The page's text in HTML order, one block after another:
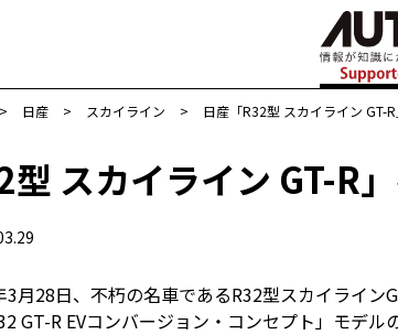
> 日産 > スカイライン > 日産「R32型 スカイライン GT-
型 スカイライン GT-R
月28日、不朽の名車であるR32型スカイライン
GT-R EVコンバージョン・コンセプト」モデル